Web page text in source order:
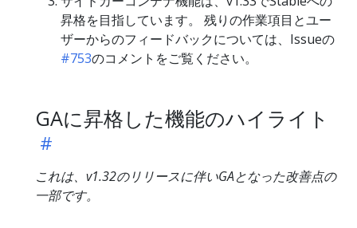
昇格を目指しています。 残りの作業項目とユー
ザーからのフィードバックについては、Issueの
#753のコメントをご覧ください。
GAに昇格した機能のハイライト
これは、v1.32のリリースに伴いGAとなった改善点の
一部です。